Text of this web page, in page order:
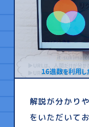
解説が分かり
をいただいて